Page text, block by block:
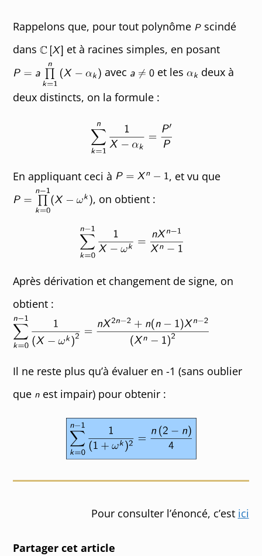
Rappelons que, pour tout polynôme
scindé
dans
et à racines simples, en posant
avec
et les
deux à
deux distincts, on la formule :
En appliquant ceci à
, et vu que
, on obtient :
Après dérivation et changement de signe, on
obtient :
Il ne reste plus qu’à évaluer en -1 (sans oublier
que
est impair) pour obtenir :
Pour consulter l’énoncé, c’est ici
Partager cet article